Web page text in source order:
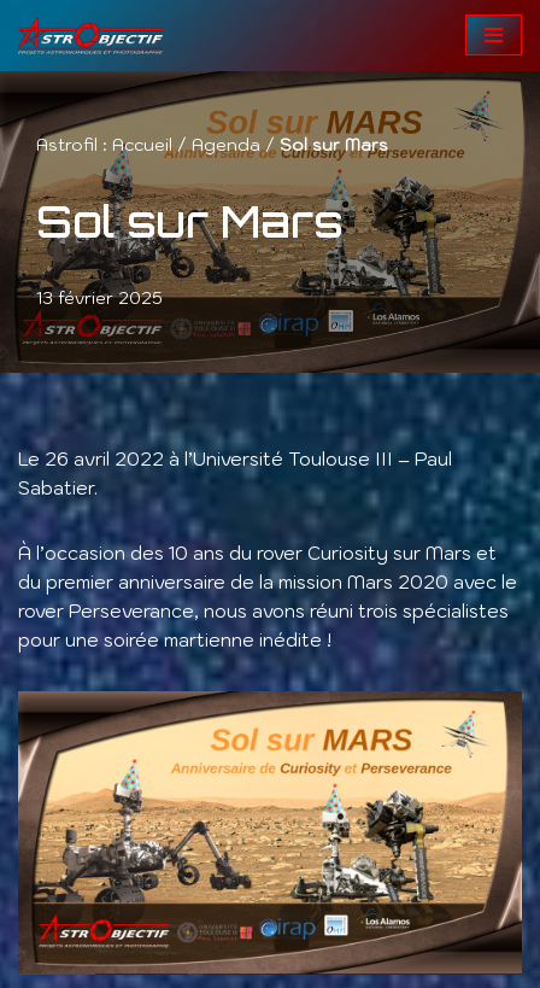
au
contenu
Astrofil : Accueil/Agenda/ Sol sur Mars
Sol sur Mars
13 février 2025
Le 26 avril 2022 à l’Université Toulouse III – Paul
Sabatier.
À l’occasion des 10 ans du rover Curiosity sur Mars et
du premier anniversaire de la mission Mars 2020 avec le
rover Perseverance, nous avons réuni trois spécialistes
pour une soirée martienne inédite !